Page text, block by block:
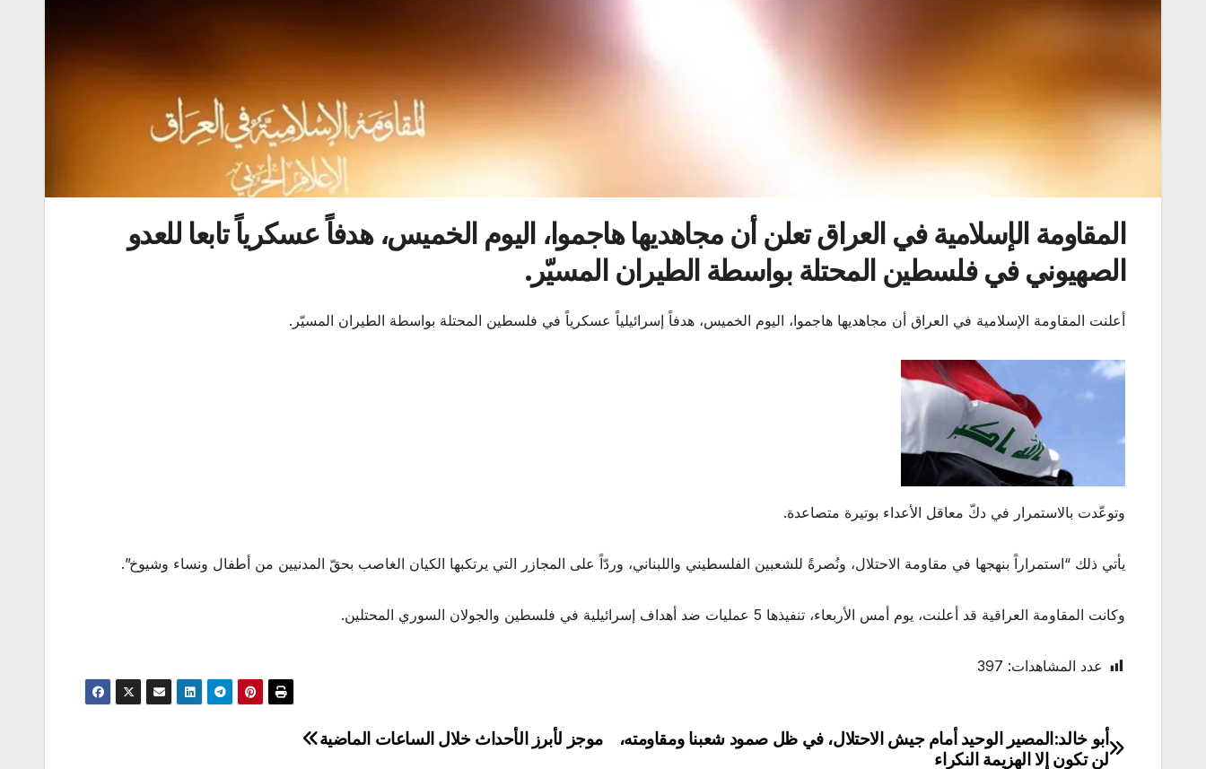
المقاومة الإسلامية في العراق تعلن أن مجاهديها هاجموا، اليوم الخميس، هدفاً عسكرياً تابعا للعدو
الصهيوني في فلسطين المحتلة بواسطة الطيران المسيّر.
أعلنت المقاومة الإسلامية في العراق أن مجاهديها هاجموا، اليوم الخميس، هدفاً إسرائيلياً عسكرياً في فلسطين المحتلة بواسطة الطيران المسيّر.
وتوعّدت بالاستمرار في دكّ معاقل الأعداء بوتيرة متصاعدة.
يأتي ذلك “استمراراً بنهجها في مقاومة الاحتلال، ونُصرةً للشعبين الفلسطيني واللبناني، وردّاً على المجازر التي يرتكبها الكيان الغاصب بحقّ المدنيين من أطفال ونساء وشيوخ”.
وكانت المقاومة العراقية قد أعلنت، يوم أمس الأربعاء، تنفيذها 5 عمليات ضد أهداف إسرائيلية في فلسطين والجولان السوري المحتلين.
عدد المشاهدات: 397
تصفّح
موجز لأبرز الأحداث خلال الساعات الماضية
أبو خالد:المصير الوحيد أمام جيش الاحتلال، في ظل صمود شعبنا ومقاومته،
لن تكون إلا الهزيمة النكراء